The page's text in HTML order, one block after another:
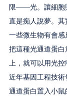
限——光。讓細胞
直是痴人說夢。其
一些微生物有會
把這種光通道蛋
上，就可以用光控
近年基因工程技
通道蛋白置入小鼠